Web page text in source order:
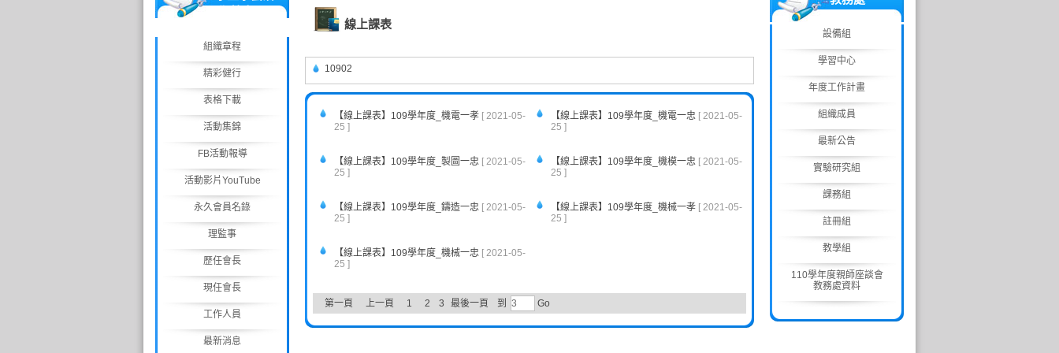
組織章程
精彩健行
表格下載
活動集錦
FB活動報導
活動影片YouTube
永久會員名錄
理監事
歷任會長
現任會長
工作人員
最新消息
線上課表
10902
【線上課表】109學年度_機電一孝 [ 2021-05-
25 ]
【線上課表】109學年度_機電一忠 [ 2021-05-
25 ]
【線上課表】109學年度_製圖一忠 [ 2021-05-
25 ]
【線上課表】109學年度_機模一忠 [ 2021-05-
25 ]
【線上課表】109學年度_鑄造一忠 [ 2021-05-
25 ]
【線上課表】109學年度_機械一孝 [ 2021-05-
25 ]
【線上課表】109學年度_機械一忠 [ 2021-05-
25 ]
第一頁 上一頁 1 2 3 最後一頁 到 Go
設備組
學習中心
年度工作計畫
組織成員
最新公告
實驗研究組
課務組
註冊組
教學組
110學年度親師座談會
教務處資料